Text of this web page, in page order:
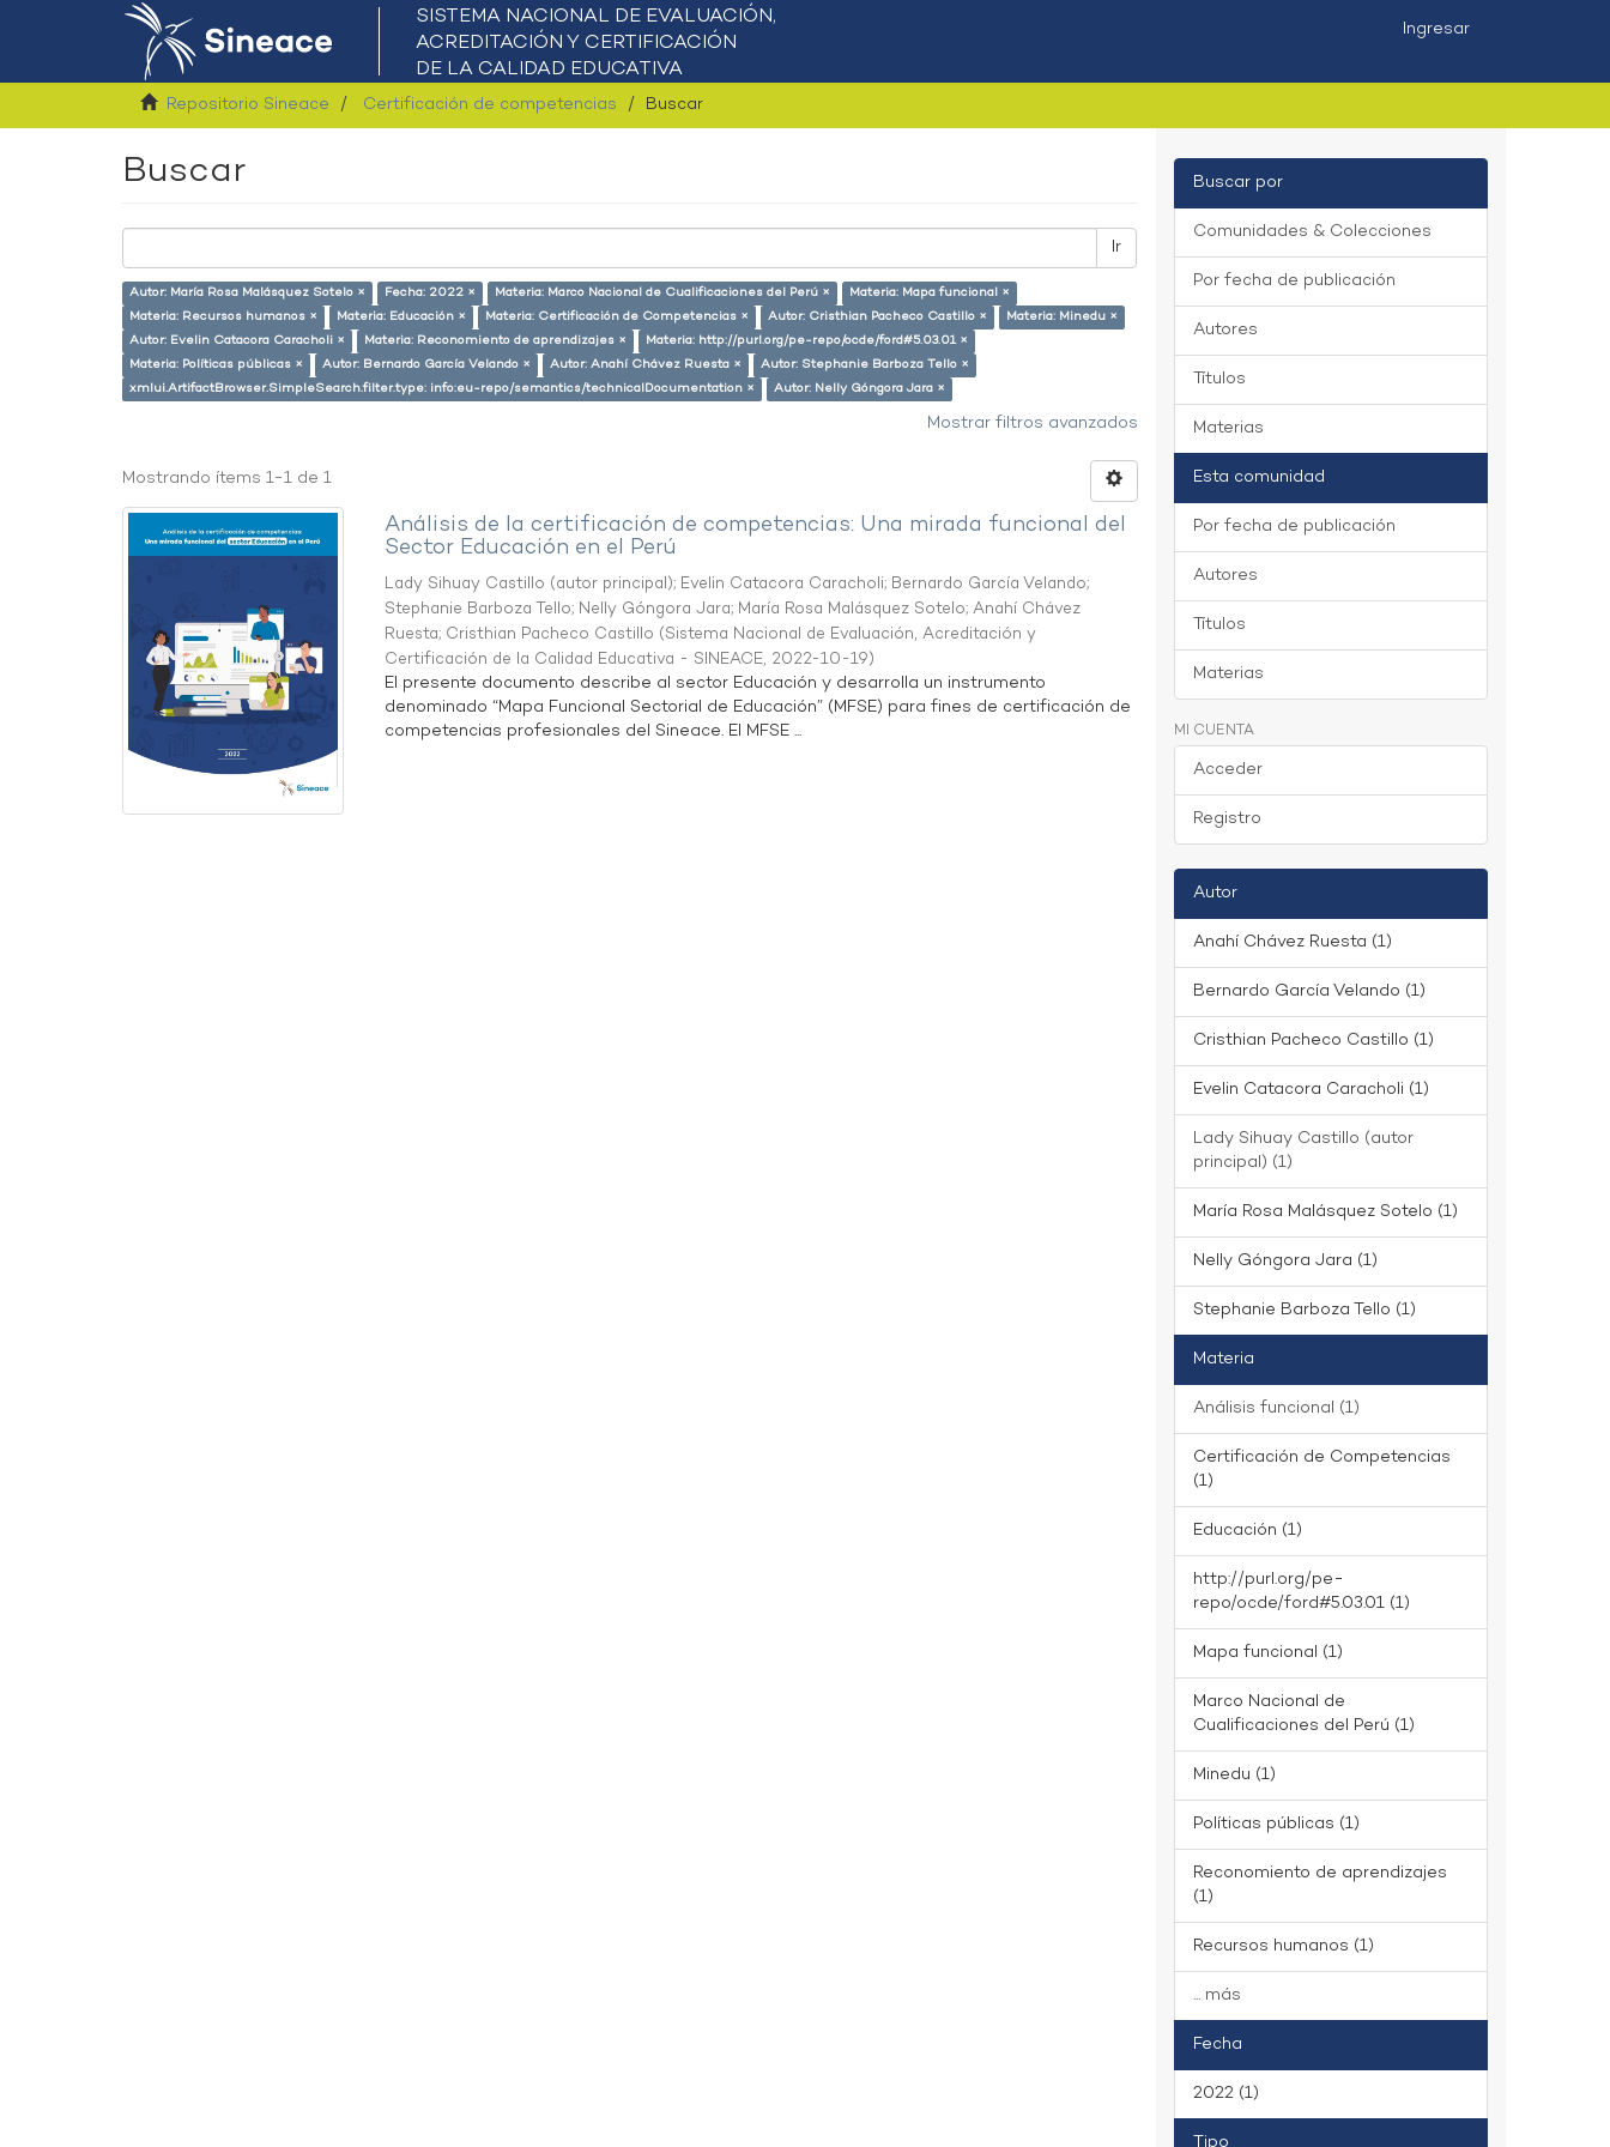
Ingresar
Repositorio Sineace Certificación de competencias Buscar
Buscar
Ir
Autor: María Rosa Malásquez Sotelo × Fecha: 2022 × Materia: Marco Nacional de Cualificaciones del Perú ×
Materia: Mapa funcional ×
Materia: Recursos humanos ×
Materia: Educación × Materia: Certificación de Competencias × Autor: Cristhian Pacheco Castillo ×
Materia: Minedu ×
Autor: Evelin Catacora Caracholi ×
Materia: Reconomiento de aprendizajes ×
Materia: http://purl.org/pe-repo/ocde/ford#5.03.01 ×
Materia: Políticas públicas ×
Autor: Bernardo García Velando × Autor: Anahí Chávez Ruesta ×
Autor: Stephanie Barboza Tello ×
xmlui.ArtifactBrowser.SimpleSearch.filter.type: info:eu-repo/semantics/technicalDocumentation ×
Autor: Nelly Góngora Jara ×
Mostrar filtros avanzados
Mostrando ítems 1-1 de 1
Análisis de la certificación de competencias: Una mirada funcional del
Sector Educación en el Perú
Lady Sihuay Castillo (autor principal); Evelin Catacora Caracholi; Bernardo García Velando;
Stephanie Barboza Tello; Nelly Góngora Jara; María Rosa Malásquez Sotelo;Anahí Chávez
Ruesta; Cristhian Pacheco Castillo (Sistema Nacional de Evaluación, Acreditación y
Certificación de la Calidad Educativa - SINEACE, 2022-10-19)
El presente documento describe al sector Educación y desarrolla un instrumento
denominado “Mapa Funcional Sectorial de Educación” (MFSE) para fines de certificación de
competencias profesionales del Sineace. El MFSE ...
Buscar por
Comunidades & Colecciones
Por fecha de publicación
Autores
Títulos
Materias
Esta comunidad
Por fecha de publicación
Autores
Títulos
Materias
MI CUENTA
Acceder
Registro
Autor
Anahí Chávez Ruesta (1)
Bernardo García Velando (1)
Cristhian Pacheco Castillo (1)
Evelin Catacora Caracholi (1)
Lady Sihuay Castillo (autor
principal) (1)
María Rosa Malásquez Sotelo (1)
Nelly Góngora Jara (1)
Stephanie Barboza Tello (1)
Materia
Análisis funcional (1)
Certificación de Competencias
(1)
Educación (1)
http://purl.org/pe-
repo/ocde/ford#5.03.01 (1)
Mapa funcional (1)
Marco Nacional de
Cualificaciones del Perú (1)
Minedu (1)
Políticas públicas (1)
Reconomiento de aprendizajes
(1)
Recursos humanos (1)
... más
Fecha
2022 (1)